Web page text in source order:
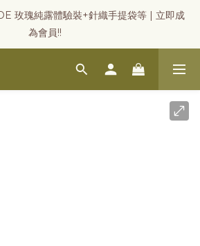
玫瑰純露體驗裝+針織手提袋等 | 立即成
為會員!!